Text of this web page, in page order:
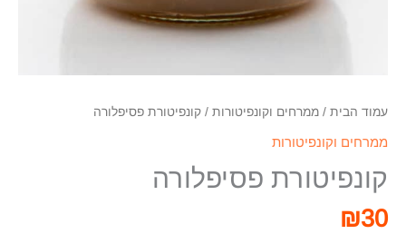
עמוד הבית / ממרחים וקונפיטורות / קונפיטורת פסיפלורה
ממרחים וקונפיטורות
קונפיטורת פסיפלורה
₪30